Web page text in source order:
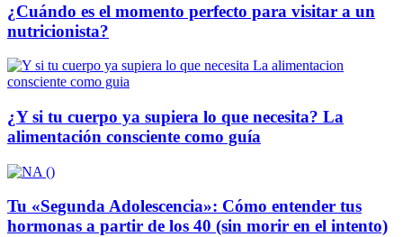
¿Cuándo es el momento perfecto para visitar a un
nutricionista?
¿Y si tu cuerpo ya supiera lo que necesita? La
alimentación consciente como guía
Tu «Segunda Adolescencia»: Cómo entender tus
hormonas a partir de los 40 (sin morir en el intento)